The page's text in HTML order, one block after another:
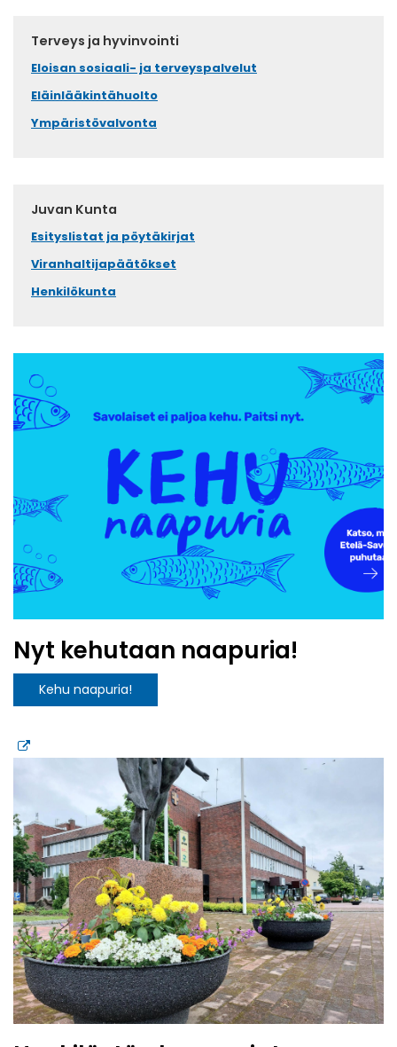
Terveys ja hyvinvointi
Eloisan sosiaali- ja terveyspalvelut
Eläinlääkintähuolto
Ympäristövalvonta
Juvan Kunta
Esityslistat ja pöytäkirjat
Viranhaltijapäätökset
Henkilökunta
Nyt kehutaan naapuria!
Kehu naapuria!